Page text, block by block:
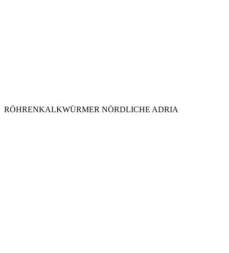
RÖHRENKALKWÜRMER NÖRDLICHE ADRIA